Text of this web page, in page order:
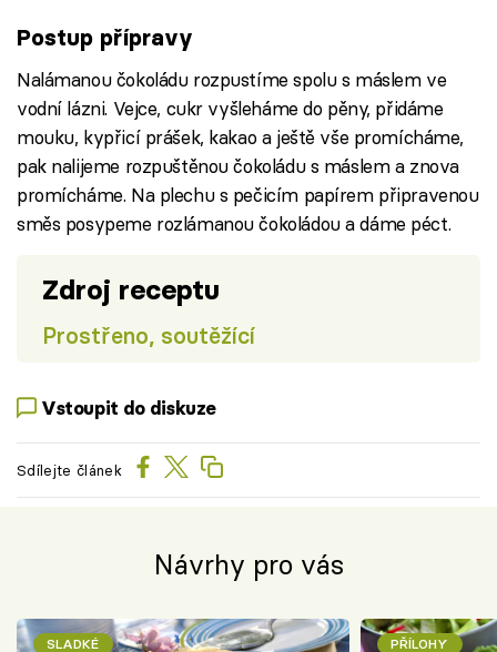
Postup přípravy
Nalámanou čokoládu rozpustíme spolu s máslem ve
vodní lázni. Vejce, cukr vyšleháme do pěny, přidáme
mouku, kypřicí prášek, kakao a ještě vše promícháme,
pak nalijeme rozpuštěnou čokoládu s máslem a znova
promícháme. Na plechu s pečicím papírem připravenou
směs posypeme rozlámanou čokoládou a dáme péct.
Zdroj receptu
Prostřeno, soutěžící
Vstoupit do diskuze
Sdílejte článek
Návrhy pro vás
SLADKÉ PŘÍLOHY